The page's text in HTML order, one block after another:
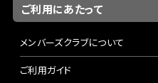
ご利用にあたって
メンバーズクラブについて
ご利用ガイド